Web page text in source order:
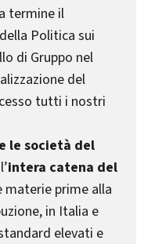
termine il
Politica sui
di Gruppo nel
del
tutti i nostri
le società del
intera catena del
prime alla
in Italia e
elevati e